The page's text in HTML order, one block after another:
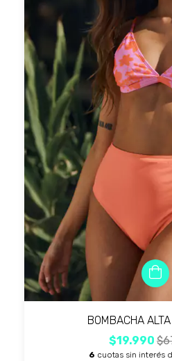
BOMBACHA
$19.990
6 cuotas sin interés